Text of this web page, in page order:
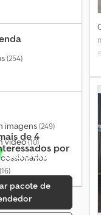
(254)
imagens(249)
vídeo(10)
(16)
de 4
por
pacote de